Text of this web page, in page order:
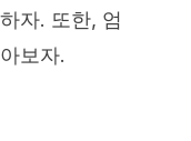
자. 또한, 엄
보자.